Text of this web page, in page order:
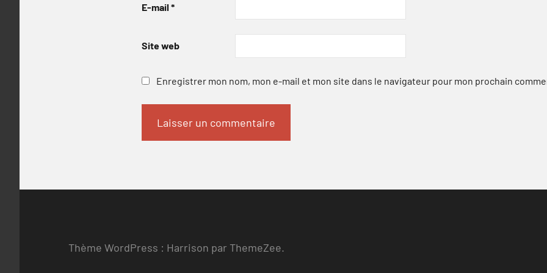
E-mail *
Site web
Enregistrer mon nom, mon e-mail et mon site dans le navigateur pour mon prochain
Thème WordPress : Harrison par ThemeZee.